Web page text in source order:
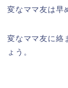
変なママ友は早
変なママ友に絡
ょう。